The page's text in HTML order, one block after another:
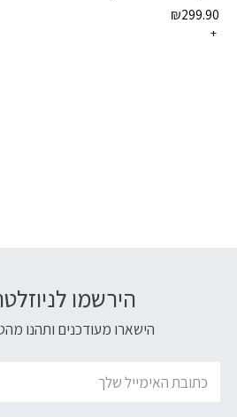
₪299.90
+
הירשמו
הישארו מעודכנים ותהנו